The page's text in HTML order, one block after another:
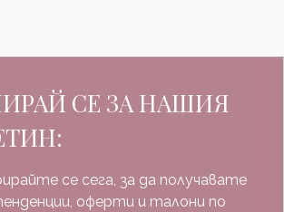
СЕ ЗА НАШИЯ
се сега, за да получавате
оферти и талони по